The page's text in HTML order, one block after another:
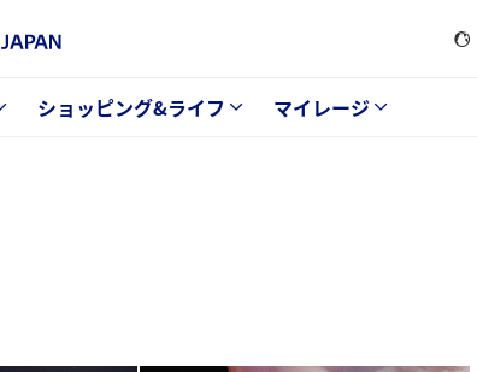
ショッピング&ライフ マイレージ